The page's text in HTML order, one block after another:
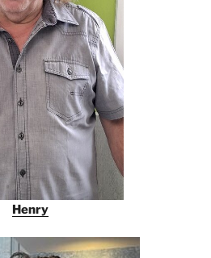
Henry